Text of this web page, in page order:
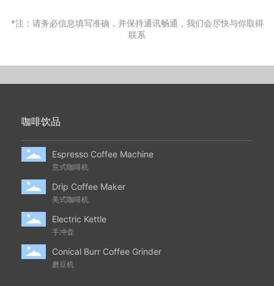
*注：请务必信息填写准确，并保持通讯畅通，我们会尽快与你取得
联系
咖啡饮品
Espresso Coffee Machine
意式咖啡机
Drip Coffee Maker
美式咖啡机
Electric Kettle
手冲壶
Conical Burr Coffee Grinder
磨豆机